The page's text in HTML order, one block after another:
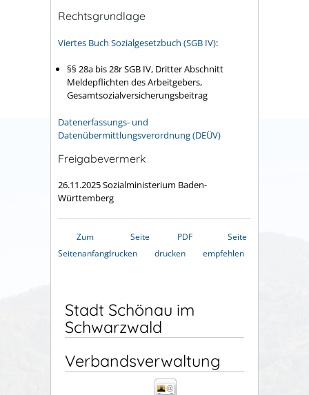
Rechtsgrundlage
Viertes Buch Sozialgesetzbuch (SGB IV):
§§ 28a bis 28r SGB IV, Dritter Abschnitt
Meldepflichten des Arbeitgebers,
Gesamtsozialversicherungsbeitrag
Datenerfassungs- und
Datenübermittlungsverordnung (DEÜV)
Freigabevermerk
26.11.2025Sozialministerium Baden-
Württemberg
Zum
Seitenanfang
Seite
drucken
PDF
drucken
Seite
empfehlen
Stadt Schönau im
Schwarzwald
Verbandsverwaltung